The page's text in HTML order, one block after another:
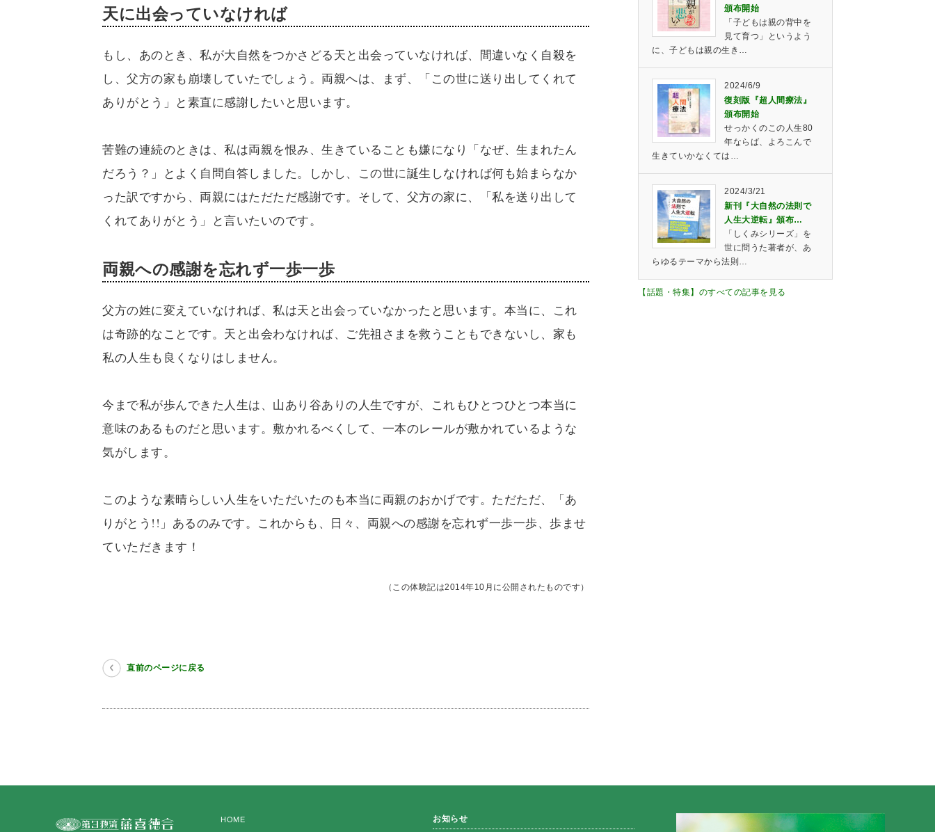
天に出会っていなければ
もし、あのとき、私が大自然をつかさどる天と出会っていなければ、間違いなく自殺を
し、父方の家も崩壊していたでしょう。両親へは、まず、「この世に送り出してくれて
ありがとう」と素直に感謝したいと思います。
苦難の連続のときは、私は両親を恨み、生きていることも嫌になり「なぜ、生まれたん
だろう？」とよく自問自答しました。しかし、この世に誕生しなければ何も始まらなか
った訳ですから、両親にはただただ感謝です。そして、父方の家に、「私を送り出して
くれてありがとう」と言いたいのです。
両親への感謝を忘れず一歩一歩
父方の姓に変えていなければ、私は天と出会っていなかったと思います。本当に、これ
は奇跡的なことです。天と出会わなければ、ご先祖さまを救うこともできないし、家も
私の人生も良くなりはしません。
今まで私が歩んできた人生は、山あり谷ありの人生ですが、これもひとつひとつ本当に
意味のあるものだと思います。敷かれるべくして、一本のレールが敷かれているような
気がします。
このような素晴らしい人生をいただいたのも本当に両親のおかげです。ただただ、「あ
りがとう!!」あるのみです。これからも、日々、両親への感謝を忘れず一歩一歩、歩ませ
ていただきます！
（この体験記は2014年10月に公開されたものです）
直前のページに戻る
頒布開始
「子どもは親の背中を
見て育つ」というよう
に、子どもは親の生き…
2024/6/9
復刻版『超人間療法』
頒布開始
せっかくのこの人生80
年ならば、よろこんで
生きていかなくては…
2024/3/21
新刊『大自然の法則で
人生大逆転』頒布…
「しくみシリーズ」を
世に問うた著者が、あ
らゆるテーマから法則…
【話題・特集】のすべての記事を見る
HOME お知らせ